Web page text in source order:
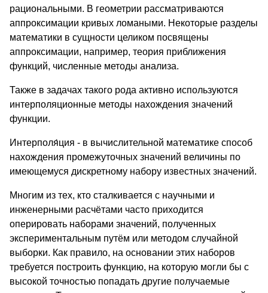
рациональными. В геометрии рассматриваются
аппроксимации кривых ломаными. Некоторые разделы
математики в сущности целиком посвящены
аппроксимации, например, теория приближения
функций, численные методы анализа.
Также в задачах такого рода активно используются
интерполяционные методы нахождения значений
функции.
Интерполя́ция - в вычислительной математике способ
нахождения промежуточных значений величины по
имеющемуся дискретному набору известных значений.
Многим из тех, кто сталкивается с научными и
инженерными расчётами часто приходится
оперировать наборами значений, полученных
экспериментальным путём или методом случайной
выборки. Как правило, на основании этих наборов
требуется построить функцию, на которую могли бы с
высокой точностью попадать другие получаемые